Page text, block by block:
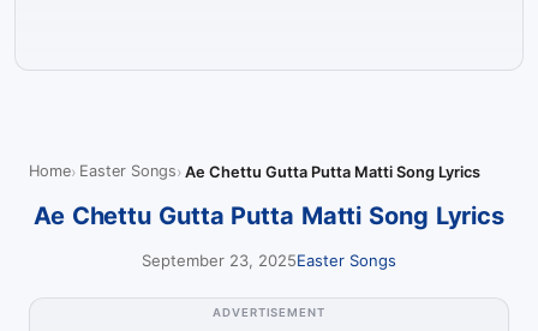
Home Easter Songs Ae Chettu Gutta Putta Matti Song Lyrics
Ae Chettu Gutta Putta Matti Song Lyrics
September 23, 2025Easter Songs
ADVERTISEMENT